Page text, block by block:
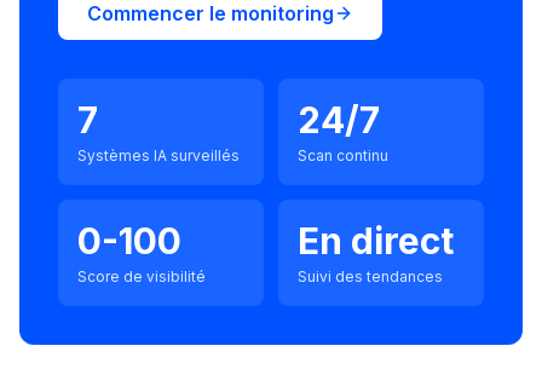
Commencer le monitoring
7
Systèmes IA surveillés
24/7
Scan continu
0-100
Score de visibilité
En direct
Suivi des tendances